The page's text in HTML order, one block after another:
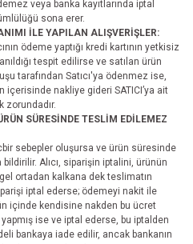
veya banka kayıtlarında iptal
sona erer.
İLE YAPILAN ALIŞVERİŞLER:
ödeme yaptığı kredi kartının yetkisiz
tespit edilirse ve satılan ürün
tarafından Satıcı'ya ödenmez ise,
içerisinde nakliye gideri SATICI’ya ait
zorundadır.
SÜRESİNDE TESLİM EDİLEMEZ
sebepler oluşursa ve ürün süresinde
Alıcı, siparişin iptalini, ürünün
ortadan kalkana dek teslimatın
iptal ederse; ödemeyi nakit ile
içinde kendisine nakden bu ücret
ise ve iptal ederse, bu iptalden
bankaya iade edilir, ancak bankanın